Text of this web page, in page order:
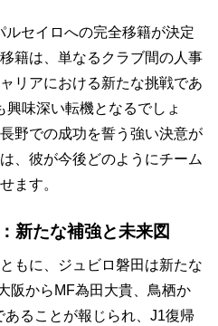
セイロへの完全移籍が決定
籍は、単なるクラブ間の人事
リアにおける新たな挑戦であ
興味深い転機となるでしょ
野での成功を誓う強い決意が
、彼が今後どのようにチーム
ます。
新たな補強と未来図
もに、ジュビロ磐田は新たな
阪からMF為田大貴、鳥栖か
ることが報じられ、J1復帰